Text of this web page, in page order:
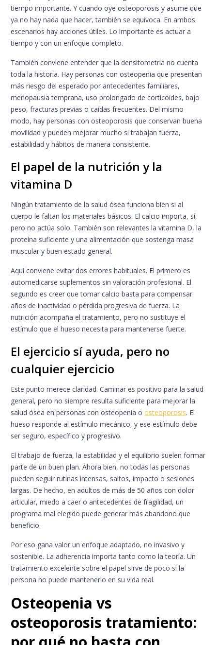
tiempo importante. Y cuando oye osteoporosis y asume que
ya no hay nada que hacer, también se equivoca. En ambos
escenarios hay acciones útiles. Lo importante es actuar a
tiempo y con un enfoque completo.
También conviene entender que la densitometría no cuenta
toda la historia. Hay personas con osteopenia que presentan
más riesgo del esperado por antecedentes familiares,
menopausia temprana, uso prolongado de corticoides, bajo
peso, fracturas previas o caídas frecuentes. Del mismo
modo, hay personas con osteoporosis que conservan buena
movilidad y pueden mejorar mucho si trabajan fuerza,
estabilidad y hábitos de manera consistente.
El papel de la nutrición y la
vitamina D
Ningún tratamiento de la salud ósea funciona bien si al
cuerpo le faltan los materiales básicos. El calcio importa, sí,
pero no actúa solo. También son relevantes la vitamina D, la
proteína suficiente y una alimentación que sostenga masa
muscular y buen estado general.
Aquí conviene evitar dos errores habituales. El primero es
automedicarse suplementos sin valoración profesional. El
segundo es creer que tomar calcio basta para compensar
años de inactividad o pérdida progresiva de fuerza. La
nutrición acompaña el tratamiento, pero no sustituye el
estímulo que el hueso necesita para mantenerse fuerte.
El ejercicio sí ayuda, pero no
cualquier ejercicio
Este punto merece claridad. Caminar es positivo para la salud
general, pero no siempre resulta suficiente para mejorar la
salud ósea en personas con osteopenia oosteoporosis. El
hueso responde al estímulo mecánico, y ese estímulo debe
ser seguro, específico y progresivo.
El trabajo de fuerza, la estabilidad y el equilibrio suelen formar
parte de un buen plan. Ahora bien, no todas las personas
pueden seguir rutinas intensas, saltos, impacto o sesiones
largas. De hecho, en adultos de más de 50 años con dolor
articular, miedo a caer o antecedentes de fragilidad, un
programa mal elegido puede generar más abandono que
beneficio.
Por eso gana valor un enfoque adaptado, no invasivo y
sostenible. La adherencia importa tanto como la teoría. Un
tratamiento excelente sobre el papel sirve de poco si la
persona no puede mantenerlo en su vida real.
Osteopenia vs
osteoporosis tratamiento: